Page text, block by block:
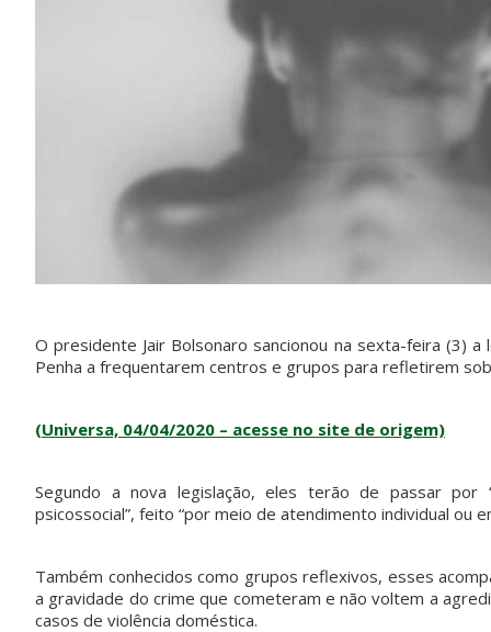
O presidente Jair Bolsonaro sancionou na sexta-feira (3)
Penha a frequentarem centros e grupos para refletirem
(Universa, 04/04/2020 – acesse no site de origem)
Segundo a nova legislação, eles terão de passar por
psicossocial”, feito “por meio de atendimento individual ou
Também conhecidos como grupos reflexivos, esses
a gravidade do crime que cometeram e não voltem a
casos de violência doméstica.